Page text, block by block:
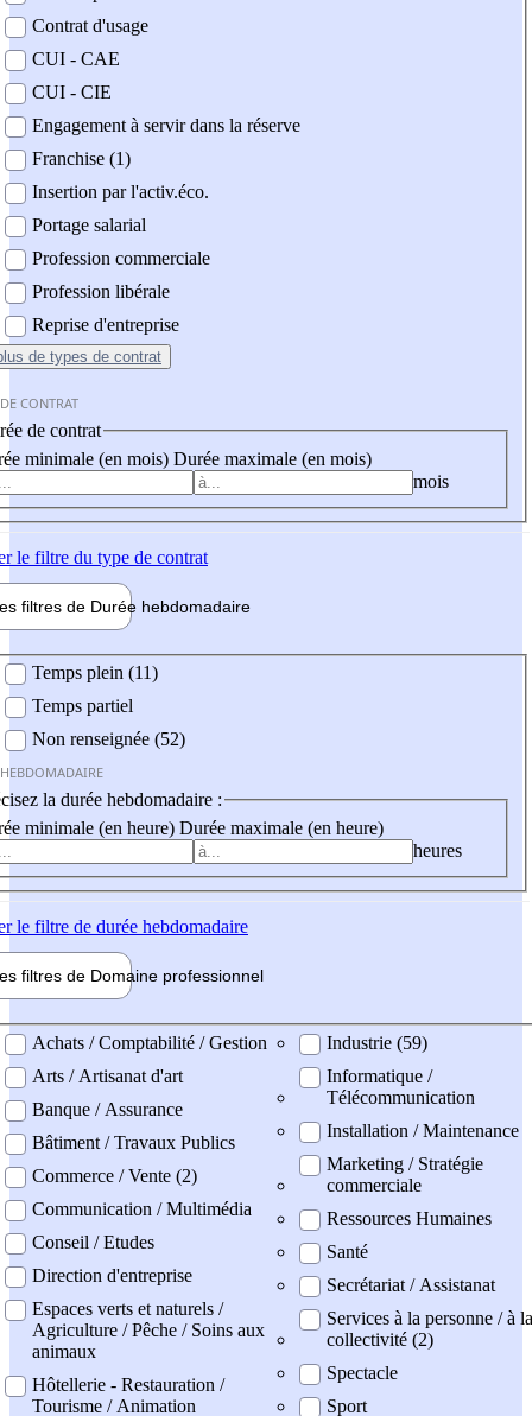
Contrat d'usage
CUI - CAE
CUI - CIE
Engagement à servir dans la réserve
Franchise (1)
Insertion par l'activ.éco.
Portage salarial
Profession commerciale
Profession libérale
Reprise d'entreprise
de types de contrat
CONTRAT
de contrat
minimale (en mois) Durée maximale (en mois)
mois
le filtre du type de contrat
filtres de Durée hebdomadaire
Temps plein (11)
Temps partiel
Non renseignée (52)
la durée hebdomadaire :
minimale (en heure) Durée maximale (en heure)
heures
le filtre de durée hebdomadaire
filtres de Domaine professionnel
professionel
Achats / Comptabilité / Gestion
Arts / Artisanat d'art
Banque / Assurance
Bâtiment / Travaux Publics
Commerce / Vente (2)
Communication / Multimédia
Conseil / Etudes
Direction d'entreprise
Espaces verts et naturels /
Agriculture / Pêche / Soins aux
animaux
Hôtellerie - Restauration /
Tourisme / Animation
Industrie (59)
Informatique /
Télécommunication
Installation / Maintenance
Marketing / Stratégie
commerciale
Ressources Humaines
Santé
Secrétariat / Assistanat
Services à la personne / à la
collectivité (2)
Spectacle
Sport